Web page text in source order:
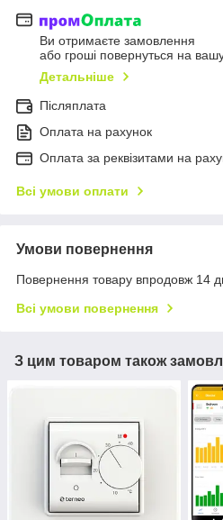
Ви отримаєте замовлення
або гроші повернуться на
Детальніше
Післяплата
Оплата на рахунок
Оплата за реквізитами на
Всі умови оплати
Умови повернення
Повернення товару впродовж 14
Всі умови повернення
З цим товаром також